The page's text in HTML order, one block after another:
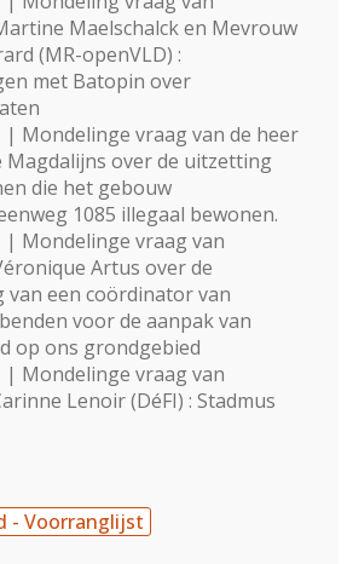
Maelschalck en Mevrouw
(MR-openVLD) :
met Batopin over
| Mondelinge vraag van de heer
Magdalijns over de uitzetting
die het gebouw
1085 illegaal bewonen.
| Mondelinge vraag van
Artus over de
van een coördinator van
voor de aanpak van
op ons grondgebied
| Mondelinge vraag van
Lenoir (DéFI) : Stadmus
- Voorranglijst